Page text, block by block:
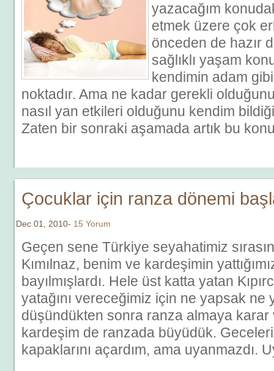
yazacağım
etmek üzere çok
önceden de hazır
sağlıklı yaşam
kendimin adam
noktadır. Ama ne kadar gerekli
nasıl yan etkileri olduğunu kendim
Zaten bir sonraki aşamada artık bu
Çocuklar için ranza dönemi
Dec 01, 2010- 15 Yorum
Geçen sene Türkiye seyahatimiz
Kımılnaz, benim ve kardeşimin
bayılmışlardı. Hele üst katta yatan
yatağını vereceğimiz için ne yapsak ne
düşündükten sonra ranza almaya
kardeşim de ranzada büyüdük.
kapaklarını açardım, ama uyanmazdı.